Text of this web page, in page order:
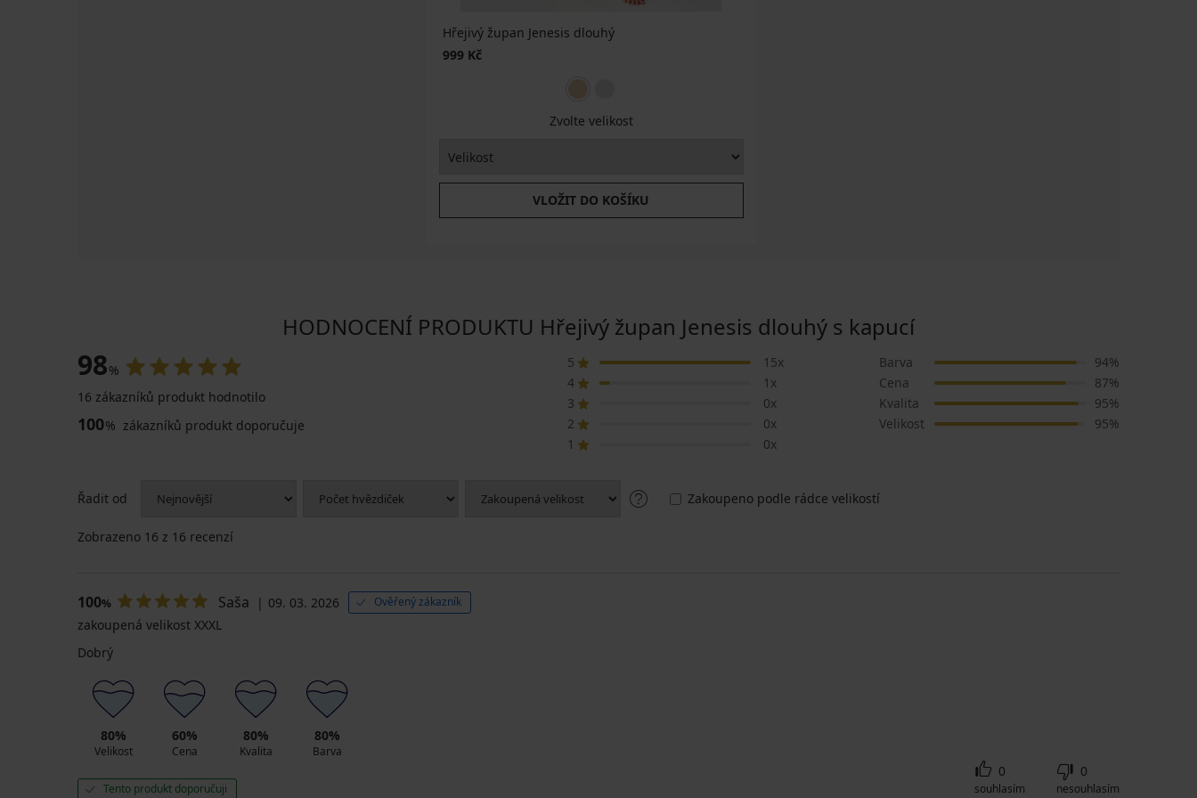
Hřejivý župan Jenesis dlouhý
999 Kč
Zvolte velikost
VLOŽIT DO KOŠÍKU
HODNOCENÍ PRODUKTU Hřejivý župan Jenesis dlouhý s kapucí
98%
16 zákazníků produkt hodnotilo
100% zákazníků produkt doporučuje
5
15x
4
1x
3
0x
2
0x
1
0x
Barva
94%
Cena
87%
Kvalita
95%
Velikost
95%
Řadit od Zakoupeno podle rádce velikostí
Zobrazeno 16 z 16 recenzí
100% Saša 09. 03. 2026 Ověřený zákazník
zakoupená velikost XXXL
Dobrý
80%
Velikost
60%
Cena
80%
Kvalita
80%
Barva
Tento produkt doporučuji
0
souhlasím
0
nesouhlasím